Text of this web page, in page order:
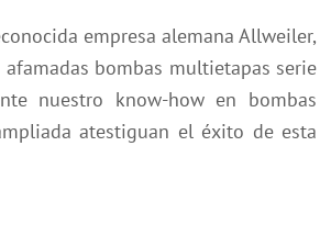
empresa alemana Allweiler,
bombas multietapas serie
nuestro know-how en bombas
atestiguan el éxito de esta